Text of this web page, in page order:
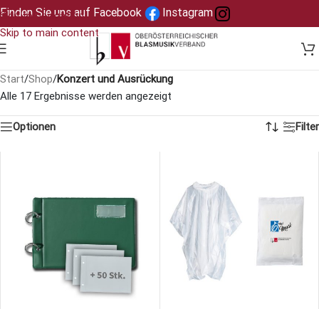
Skip to navigation
Skip to main content
Finden Sie uns auf Facebook Instagram
Start/Shop/Konzert und Ausrückung
Alle 17 Ergebnisse werden angezeigt
Optionen Filter